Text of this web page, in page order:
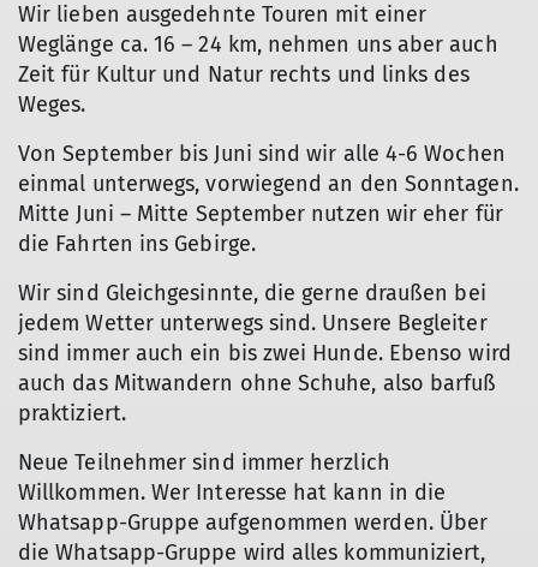
Wir lieben ausgedehnte Touren mit einer
Weglänge ca. 16 – 24 km, nehmen uns aber auch
Zeit für Kultur und Natur rechts und links des
Weges.
Von September bis Juni sind wir alle 4-6 Wochen
einmal unterwegs, vorwiegend an den Sonntagen.
Mitte Juni – Mitte September nutzen wir eher für
die Fahrten ins Gebirge.
Wir sind Gleichgesinnte, die gerne draußen bei
jedem Wetter unterwegs sind. Unsere Begleiter
sind immer auch ein bis zwei Hunde. Ebenso wird
auch das Mitwandern ohne Schuhe, also barfuß
praktiziert.
Neue Teilnehmer sind immer herzlich
Willkommen. Wer Interesse hat kann in die
Whatsapp-Gruppe aufgenommen werden. Über
die Whatsapp-Gruppe wird alles kommuniziert,